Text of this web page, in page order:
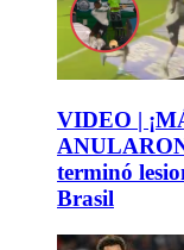
VIDEO |
terminó
Brasil